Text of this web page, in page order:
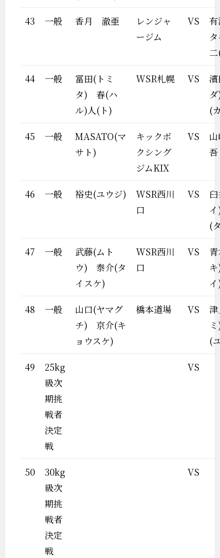
43 一般 香月 澈亜
レンジャ
ージム
VS
44 一般
冨田(トミ
タ) 春(ハ
ル)人(ト)
WSR札幌 VS
(
45 一般
MASATO(マ
サト)
キックボ
クシング
ジムKIX
VS
吾
46 一般 裕史(ユウジ)
WSR西川
口
VS
(
47 一般
武藤(ムト
ウ) 泰介(タ
イスケ)
WSR西川
口
VS
48 一般
山口(ヤマグ
チ) 京介(キ
ョウスケ)
橋本道場 VS
(
49
25kg
級次
期挑
戦者
決定
戦
VS
50
30kg
級次
期挑
戦者
決定
戦
VS